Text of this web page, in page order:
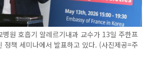
원 호흡기 알레르기내과 교수가 13일 주한프
정책 세미나에서 발표하고 있다. (사진제공=주